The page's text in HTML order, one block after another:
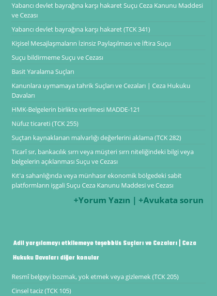
Yabancı devlet bayrağına karşı hakaret Suçu Ceza Kanunu Maddesi
ve Cezası
Yabancı devlet bayrağına karşı hakaret (TCK 341)
Kişisel Mesajlaşmaların İzinsiz Paylaşılması ve İftira Suçu
Suçu bildirmeme Suçu ve Cezası
Basit Yaralama Suçları
Kanunlara uymamaya tahrik Suçları ve Cezaları | Ceza Hukuku
Davaları
HMK-Belgelerin birlikte verilmesi MADDE-121
Nüfuz ticareti (TCK 255)
Suçtan kaynaklanan malvarlığı değerlerini aklama (TCK 282)
Ticarî sır, bankacılık sırrı veya müşteri sırrı niteliğindeki bilgi veya
belgelerin açıklanması Suçu ve Cezası
Kıt'a sahanlığında veya münhasır ekonomik bölgedeki sabit
platformların işgali Suçu Ceza Kanunu Maddesi ve Cezası
+Yorum Yazın | +Avukata sorun
Adil yargılamayı etkilemeye teşebbüs Suçları ve Cezaları | Ceza
Hukuku Davaları diğer konular
Resmî belgeyi bozmak, yok etmek veya gizlemek (TCK 205)
Cinsel taciz (TCK 105)